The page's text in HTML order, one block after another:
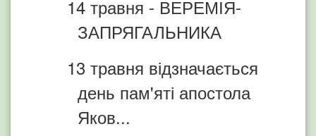
14 травня - ВЕРЕМІЯ-
ЗАПРЯГАЛЬНИКА
13 травня відзначається
день пам'яті апостола
Яков...